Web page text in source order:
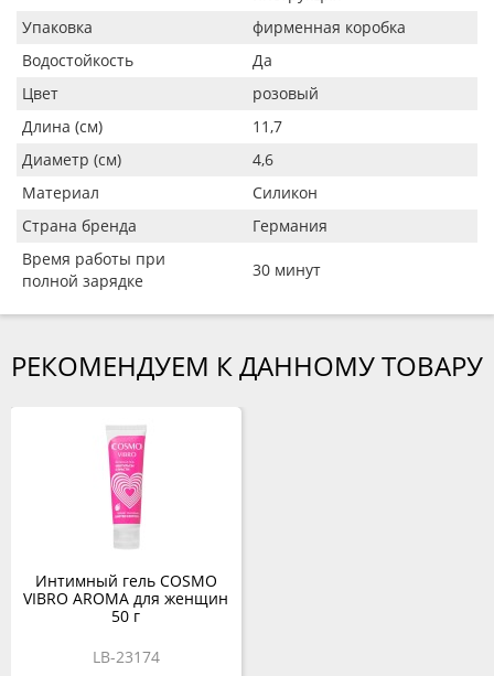
Упаковка
фирменная коробка
Водостойкость
Да
Цвет
розовый
Длина (см)
11,7
Диаметр (см)
4,6
Материал
Силикон
Страна бренда
Германия
Время работы при
полной зарядке
30 минут
РЕКОМЕНДУЕМ К ДАННОМУ ТОВАРУ
Интимный гель COSMO
VIBRO AROMA для женщин
50 г
LB-23174